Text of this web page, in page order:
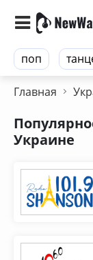
поп
Главная
Украине